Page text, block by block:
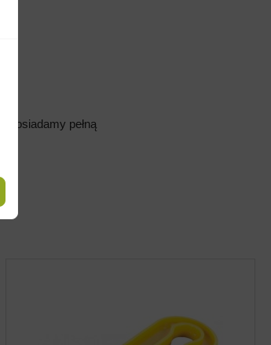
. Posiadamy pełną